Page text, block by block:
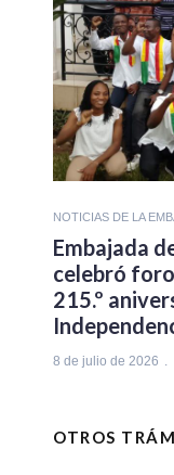
NOTICIAS DE LA
Embajada
celebró
215.º
8 de julio de 2026
OTROS